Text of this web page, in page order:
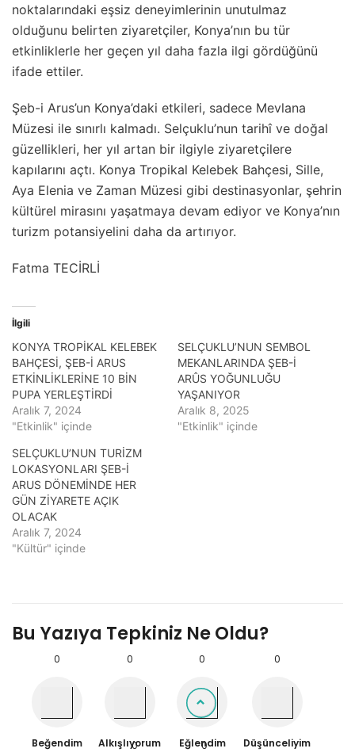
noktalarındaki eşsiz deneyimlerinin unutulmaz
olduğunu belirten ziyaretçiler, Konya’nın bu tür
etkinliklerle her geçen yıl daha fazla ilgi gördüğünü
ifade ettiler.
Şeb-i Arus’un Konya’daki etkileri, sadece Mevlana
Müzesi ile sınırlı kalmadı. Selçuklu’nun tarihî ve doğal
güzellikleri, her yıl artan bir ilgiyle ziyaretçilere
kapılarını açtı. Konya Tropikal Kelebek Bahçesi, Sille,
Aya Elenia ve Zaman Müzesi gibi destinasyonlar, şehrin
kültürel mirasını yaşatmaya devam ediyor ve Konya’nın
turizm potansiyelini daha da artırıyor.
Fatma TECİRLİ
İlgili
KONYA TROPİKAL KELEBEK
BAHÇESİ, ŞEB-İ ARUS
ETKİNLİKLERİNE 10 BİN
PUPA YERLEŞTİRDİ
Aralık 7, 2024
"Etkinlik" içinde
SELÇUKLU’NUN SEMBOL
MEKANLARINDA ŞEB-İ
ARÛS YOĞUNLUĞU
YAŞANIYOR
Aralık 8, 2025
"Etkinlik" içinde
SELÇUKLU’NUN TURİZM
LOKASYONLARI ŞEB-İ
ARUS DÖNEMİNDE HER
GÜN ZİYARETE AÇIK
OLACAK
Aralık 7, 2024
"Kültür" içinde
Bu Yazıya Tepkiniz Ne Oldu?
0
Beğendim
0
Alkışlıyorum
0
Eğlendim
0
Düşünceliyim
0 0